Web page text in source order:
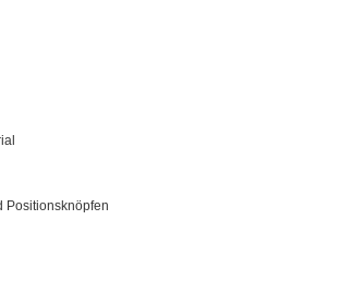
Positionsknöpfen